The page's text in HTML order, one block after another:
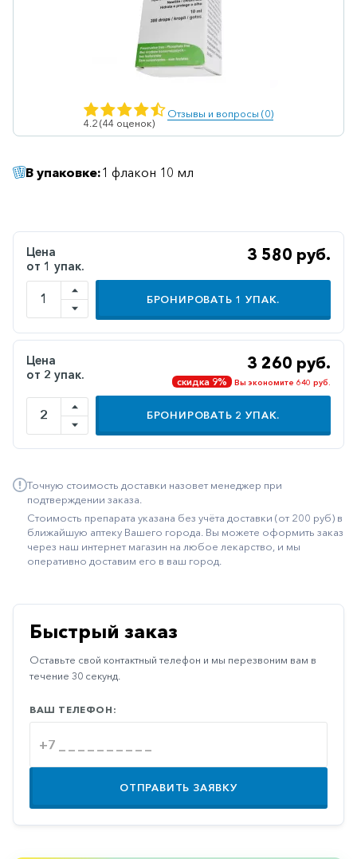
Гематологические
Гепатопротекторы
Дерматологические
Диабетические
Желудочно-
кишечные
Иммуностимуляторы
Климактерические
Метаболизм
Наружные
средства
Неврологические
Офтальмология
Паркинсон
Противоаллергические
Противовоспалительные
Противогрибковые
Противоопухолевые
Противоподагрические
4.2 (44 оценок)
Отзывы и вопросы (0)
В упаковке:1 флакон 10 мл
Цена
от 1 упак.
3 580 руб.
БРОНИРОВАТЬ 1 УПАК.
Цена
от 2 упак.
3 260 руб.
скидка 9% Вы экономите 640 руб.
БРОНИРОВАТЬ 2 УПАК.
Точную стоимость доставки назовет менеджер при
подтверждении заказа.
Стоимость препарата указана без учёта доставки (от 200 руб) в
ближайшую аптеку Вашего города. Вы можете оформить заказ
через наш интернет магазин на любое лекарство, и мы
оперативно доставим его в ваш город.
Быстрый заказ
Оставьте свой контактный телефон и мы перезвоним вам в
течение 30 секунд.
ВАШ ТЕЛЕФОН:
ОТПРАВИТЬ ЗАЯВКУ